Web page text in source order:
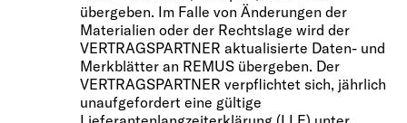
übergeben. Im Falle von Änderungen der
Materialien oder der Rechtslage wird der
VERTRAGSPARTNER aktualisierte Daten- und
Merkblätter an REMUS übergeben. Der
VERTRAGSPARTNER verpflichtet sich, jährlich
unaufgefordert eine gültige